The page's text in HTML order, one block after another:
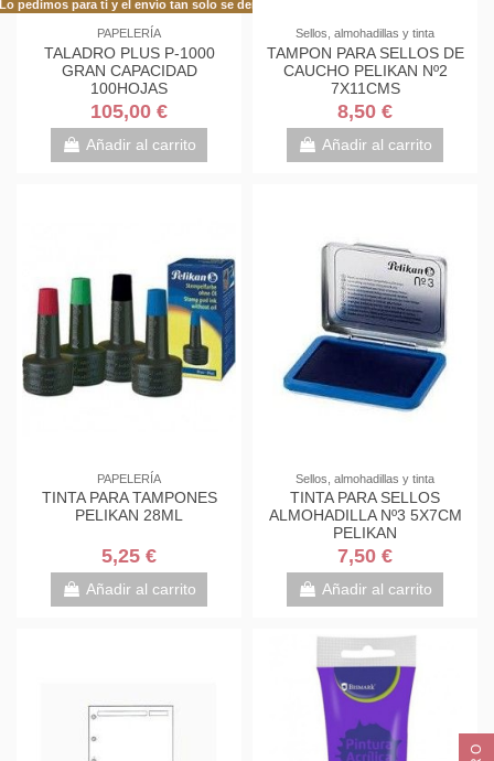
pedimos para ti y el envío tan solo se demora 48h más de lo habitual!
PAPELERÍA
TALADRO PLUS P-1000
GRAN CAPACIDAD
100HOJAS
105,00 €
Añadir al carrito
Sellos, almohadillas y tinta
TAMPON PARA SELLOS DE
CAUCHO PELIKAN Nº2
7X11CMS
8,50 €
Añadir al carrito
PAPELERÍA
TINTA PARA TAMPONES
PELIKAN 28ML
5,25 €
Añadir al carrito
Sellos, almohadillas y tinta
TINTA PARA SELLOS
ALMOHADILLA Nº3 5X7CM
PELIKAN
7,50 €
Añadir al carrito